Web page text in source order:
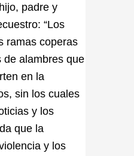
padre y
“Los
ramas coperas
de alambres que
en la
sin los cuales
y los
que la
y los